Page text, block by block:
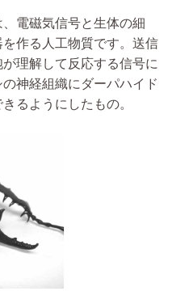
電磁気信号と生体の細
作る人工物質です。送信
理解して反応する信号に
神経組織にダーパハイド
るようにしたもの。